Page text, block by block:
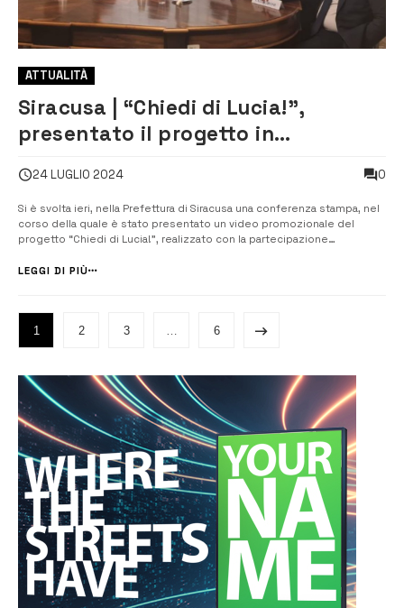
ATTUALITÀ
Siracusa | “Chiedi di Lucia!”,
presentato il progetto in
24 LUGLIO 2024 0
Si è svolta ieri, nella Prefettura di Siracusa una conferenza stampa, nel
corso della quale è stato presentato un video promozionale del
progetto “Chiedi di Lucia!”, realizzato con la partecipazione
sottoscrittori del “Protocollo d’intesa per la promozione di strategie
LEGGI DI PIÙ
1 2 3 … 6